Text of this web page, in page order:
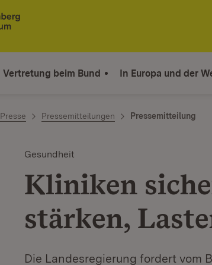
Vertretung beim Bund In Europa und der
Presse Pressemitteilungen Pressemitteilung
Gesundheit
Kliniken
stärken,
Die Landesregierung fordert vom